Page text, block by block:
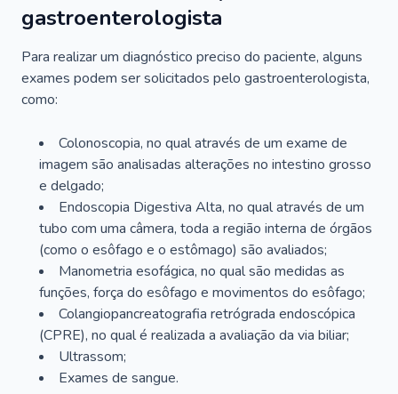
gastroenterologista
Para realizar um diagnóstico preciso do paciente, alguns
exames podem ser solicitados pelo gastroenterologista,
como:
Colonoscopia, no qual através de um exame de
imagem são analisadas alterações no intestino grosso
e delgado;
Endoscopia Digestiva Alta, no qual através de um
tubo com uma câmera, toda a região interna de órgãos
(como o esôfago e o estômago) são avaliados;
Manometria esofágica, no qual são medidas as
funções, força do esôfago e movimentos do esôfago;
Colangiopancreatografia retrógrada endoscópica
(CPRE), no qual é realizada a avaliação da via biliar;
Ultrassom;
Exames de sangue.